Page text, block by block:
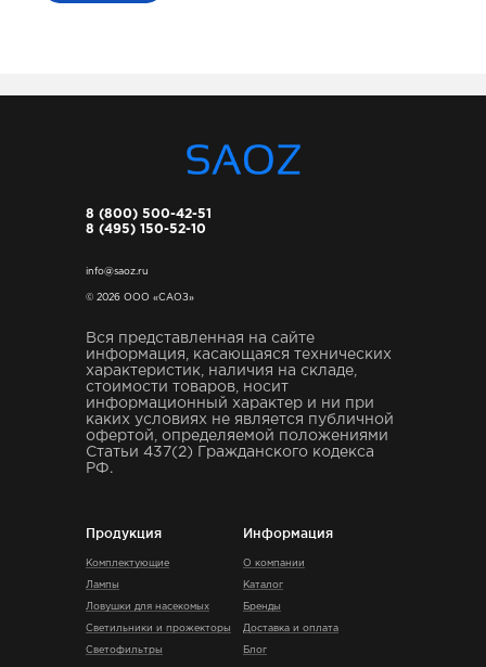
8 (800) 500-42-51
8 (495) 150-52-10
info@saoz.ru
© 2026 ООО «САОЗ»
Вся представленная на сайте
информация, касающаяся технических
характеристик, наличия на складе,
стоимости товаров, носит
информационный характер и ни при
каких условиях не является публичной
офертой, определяемой положениями
Статьи 437(2) Гражданского кодекса
РФ.
Продукция
Комплектующие
Лампы
Ловушки для насекомых
Светильники и прожекторы
Светофильтры
Информация
О компании
Каталог
Бренды
Доставка и оплата
Блог